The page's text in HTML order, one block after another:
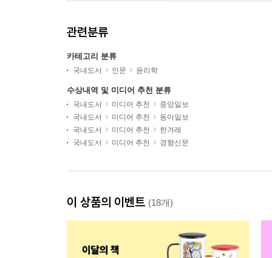
관련분류
카테고리 분류
국내도서 인문 윤리학
수상내역 및 미디어 추천 분류
국내도서 미디어 추천
중앙일보
국내도서
미디어 추천
동아일보
국내도서
미디어 추천
한겨레
국내도서
미디어 추천 경향신문
이 상품의 이벤트 (18개)